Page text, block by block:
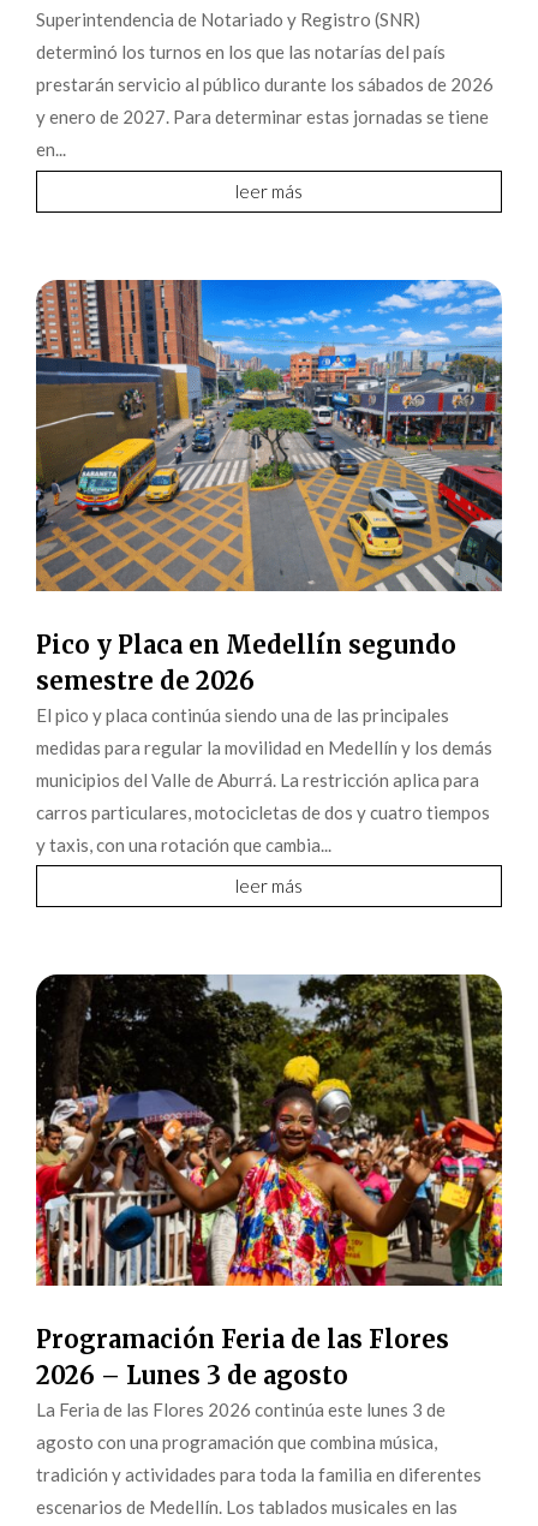
Superintendencia de Notariado y Registro (SNR)
determinó los turnos en los que las notarías del país
prestarán servicio al público durante los sábados de 2026
y enero de 2027. Para determinar estas jornadas se tiene
en...
leer más
Pico y Placa en Medellín segundo
semestre de 2026
El pico y placa continúa siendo una de las principales
medidas para regular la movilidad en Medellín y los demás
municipios del Valle de Aburrá. La restricción aplica para
carros particulares, motocicletas de dos y cuatro tiempos
y taxis, con una rotación que cambia...
leer más
Programación Feria de las Flores
2026 – Lunes 3 de agosto
La Feria de las Flores 2026 continúa este lunes 3 de
agosto con una programación que combina música,
tradición y actividades para toda la familia en diferentes
escenarios de Medellín. Los tablados musicales en las